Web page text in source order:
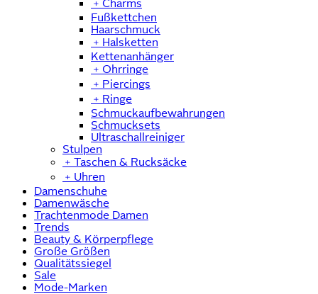
﹢ Charms
Fußkettchen
Haarschmuck
﹢ Halsketten
Kettenanhänger
﹢ Ohrringe
﹢ Piercings
﹢ Ringe
Schmuckaufbewahrungen
Schmucksets
Ultraschallreiniger
Stulpen
﹢ Taschen & Rucksäcke
﹢ Uhren
Damenschuhe
Damenwäsche
Trachtenmode Damen
Trends
Beauty & Körperpflege
Große Größen
Qualitätssiegel
Sale
Mode-Marken